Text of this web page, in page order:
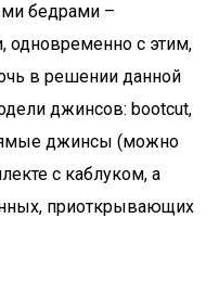
бедрами –
одновременно с этим,
в решении данной
джинсов: bootcut,
джинсы (можно
с каблуком, а
приоткрывающих